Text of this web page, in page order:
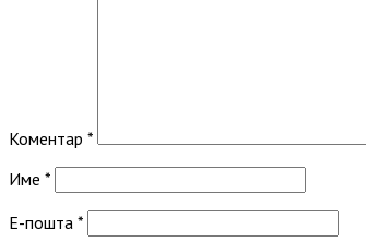
Коментар *
Име *
Е-пошта *